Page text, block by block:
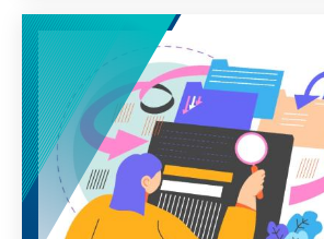
Militärseelsorge der Bundeswehr
begleiten Soldatinnen und
Auslandseinsätzen.